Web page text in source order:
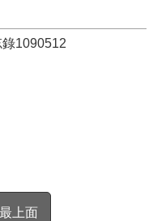
1090512
上面